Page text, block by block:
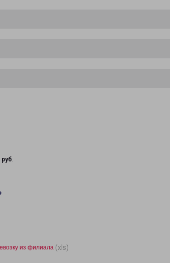
руб.
из филиала (xls)